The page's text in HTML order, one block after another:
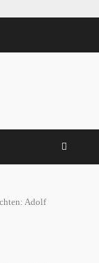
Adolf